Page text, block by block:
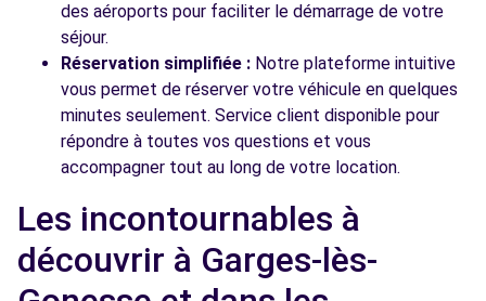
des aéroports pour faciliter le démarrage de votre
séjour.
Réservation simplifiée : Notre plateforme intuitive
vous permet de réserver votre véhicule en quelques
minutes seulement. Service client disponible pour
répondre à toutes vos questions et vous
accompagner tout au long de votre location.
Les incontournables à
découvrir à Garges-lès-